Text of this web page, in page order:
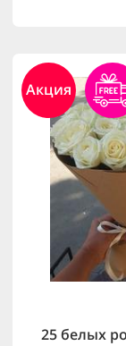
Акция
25 белых